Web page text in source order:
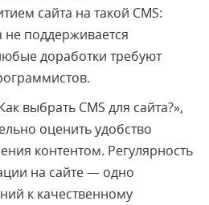
сайта на такой CMS:
не поддерживается
доработки требуют
выбрать CMS для сайта?»,
оценить удобство
контентом. Регулярность
на сайте — одно
к качественному